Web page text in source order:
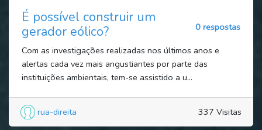
É possível construir um
gerador eólico?
0 respostas
Com as investigações realizadas nos últimos anos e
alertas cada vez mais angustiantes por parte das
instituições ambientais, tem-se assistido a u...
rua-direita 337 Visitas